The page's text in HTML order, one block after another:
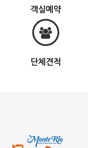
객실예약
단체견적